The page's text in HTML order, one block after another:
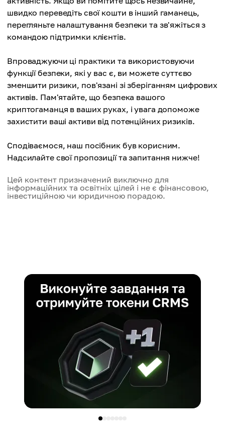
швидко переведіть свої кошти в інший гаманець,
перегляньте налаштування безпеки та зв'яжіться з
командою підтримки клієнтів.
Впроваджуючи ці практики та використовуючи
функції безпеки, які у вас є, ви можете суттєво
зменшити ризики, пов'язані зі зберіганням цифрових
активів. Пам'ятайте, що безпека вашого
криптогаманця в ваших руках, і увага допоможе
захистити ваші активи від потенційних ризиків.
Сподіваємося, наш посібник був корисним.
Надсилайте свої пропозиції та запитання нижче!
Цей контент призначений виключно для
інформаційних та освітніх цілей і не є фінансовою,
інвестиційною чи юридичною порадою.